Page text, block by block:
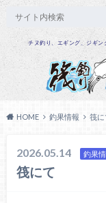
チヌ釣り、エギング、ジギ
HOME 釣果情報 筏に
2026.05.14 釣果
筏にて